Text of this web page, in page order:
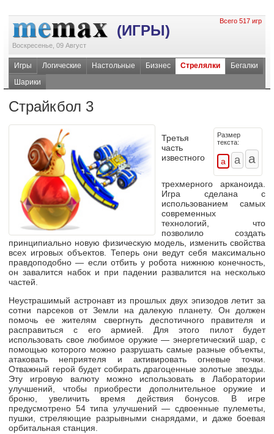
(ИГРЫ)
Воскресенье, 09 Август
Всего 517 игр
Игры Логические Настольные Бизнес Стрелялки
Бегалки
Шарики
Страйкбол 3
Размер
текста:
Третья
часть
известного
трехмерного арканоида.
Игра сделана с
использованием самых
современных
технологий, что
позволило создать
принципиально новую физическую модель, изменить свойства
всех игровых объектов. Теперь они ведут себя максимально
правдоподобно — если отбить у робота нижнюю конечность,
он завалится набок и при падении развалится на несколько
частей.
Неустрашимый астронавт из прошлых двух эпизодов летит за
сотни парсеков от Земли на далекую планету. Он должен
помочь ее жителям свергнуть деспотичного правителя и
расправиться с его армией. Для этого пилот будет
использовать свое любимое оружие — энергетический шар, с
помощью которого можно разрушать самые разные объекты,
атаковать неприятеля и активировать огневые точки.
Отважный герой будет собирать драгоценные золотые звезды.
Эту игровую валюту можно использовать в Лаборатории
улучшений, чтобы приобрести дополнительное оружие и
броню, увеличить время действия бонусов. В игре
предусмотрено 54 типа улучшений — сдвоенные пулеметы,
пушки, стреляющие разрывными снарядами, и даже боевая
орбитальная станция.